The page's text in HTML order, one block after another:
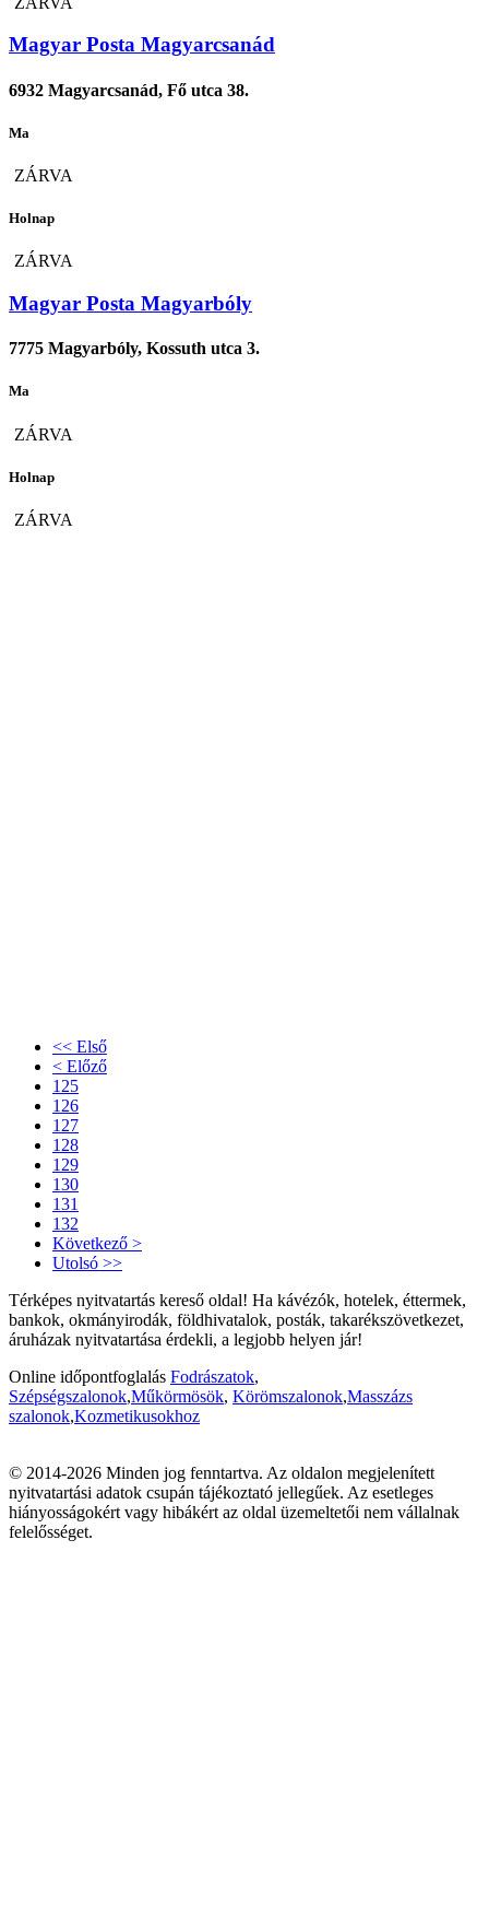
Magyar Posta Magyarcsanád
6932 Magyarcsanád, Fő utca 38.
Ma
ZÁRVA
Holnap
ZÁRVA
Magyar Posta Magyarbóly
7775 Magyarbóly, Kossuth utca 3.
Ma
ZÁRVA
Holnap
ZÁRVA
<< Első
< Előző
125
126
127
128
129
130
131
132
Következő >
Utolsó >>
Térképes nyitvatartás kereső oldal! Ha kávézók, hotelek, éttermek,
bankok, okmányirodák, földhivatalok, posták, takarékszövetkezet,
áruházak nyitvatartása érdekli, a legjobb helyen jár!
Online időpontfoglalás Fodrászatok,
Szépségszalonok,Műkörmösök, Körömszalonok,Masszázs
szalonok,Kozmetikusokhoz
© 2014-2026 Minden jog fenntartva. Az oldalon megjelenített
nyitvatartási adatok csupán tájékoztató jellegűek. Az esetleges
hiányosságokért vagy hibákért az oldal üzemeltetői nem vállalnak
felelősséget.